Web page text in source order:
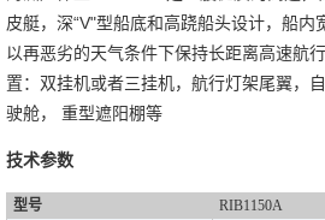
皮艇，深“V"型船底和高跷船头设计，船
以再恶劣的天气条件下保持长距离高速航
置：双挂机或者三挂机，航行灯架尾翼，
驶舱， 重型遮阳棚等
技术参数
型号
RIB1150A